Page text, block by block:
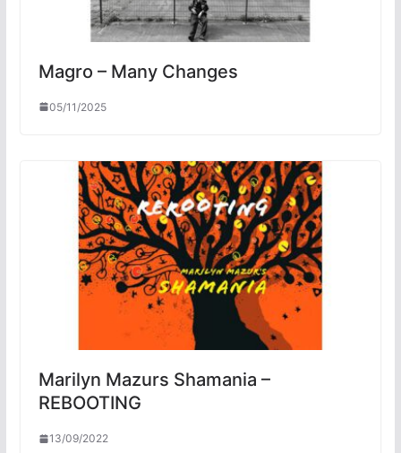
Magro – Many Changes
05/11/2025
Marilyn Mazurs Shamania –
REBOOTING
13/09/2022